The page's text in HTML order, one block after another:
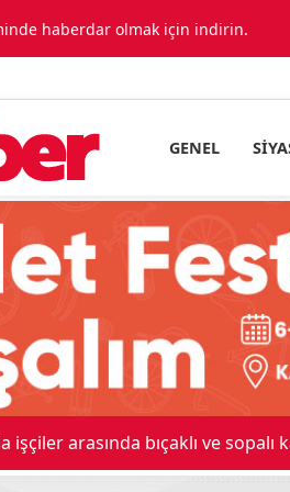
haberdar olmak için indirin.
GENEL
işçiler arasında bıçaklı ve sopalı